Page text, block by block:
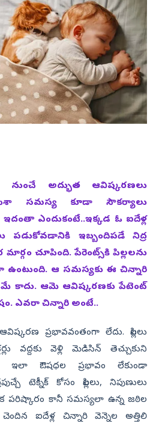
నుంచే అద్భుత ఆవిష్కరణలు
సమస్య కూడా సౌకర్యాలు
ఎందుకంటే..ఇక్కడ ఓ ఐదేళ్ల
పడుకోవడానికి ఇబ్బందిపడే నిద్ర
చూపింది. పేరెంట్స్‌కి పిల్లలను
ఉంటుంది. ఆ సమస్యకు ఈ చిన్నారి
కాదు. ఆమె ఆవిష్కరణకు పేటెంట్‌
ఎవరా చిన్నారి అంటే..
ప్రభావవంతంగా లేదు. పిల్లలు
వద్దకు వెళ్లి మెడిసిన్‌ తెచ్చుకుని
ఇలా ఔషధల ప్రభావం లేకుండా
టెక్నీక్‌ కోసం పిల్లలు, నిపుణులు
పరిష్కారం కానీ సమస్యలా ఉన్న జఠిల
ఐదేళ్ల చిన్నారి వెన్నెల అత్తిలి